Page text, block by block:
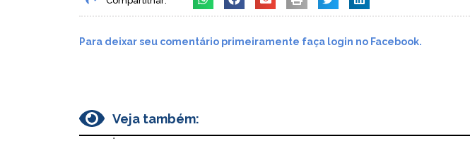
Para deixar seu comentário primeiramente faça login no Facebook.
Veja também:
.